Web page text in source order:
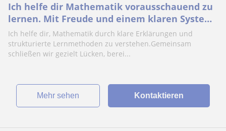
Ich helfe dir Mathematik vorausschauend zu
lernen. Mit Freude und einem klaren System
kommen bessere Noten von selbst …
Ich helfe dir, Mathematik durch klare Erklärungen und
strukturierte Lernmethoden zu verstehen.Gemeinsam
schließen wir gezielt Lücken, berei...
Mehr sehen Kontaktieren